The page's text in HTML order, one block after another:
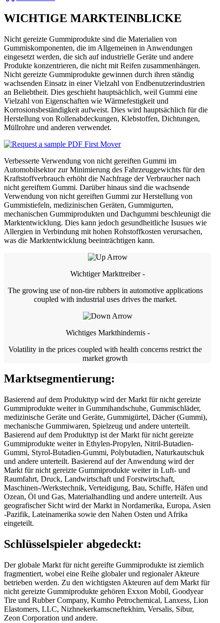
WICHTIGE MARKTEINBLICKE
Nicht gereizte Gummiprodukte sind die Materialien von
Gummiskomponenten, die im Allgemeinen in Anwendungen
eingesetzt werden, die sich auf industrielle Geräte und andere
Produkte konzentrieren, die nicht mit Reifen zusammenhängen.
Nicht gereizte Gummiprodukte gewinnen durch ihren ständig
wachsenden Einsatz in einer Vielzahl von Endbenutzerindustrien
an Beliebtheit. Dies geschieht hauptsächlich, weil Gummi eine
Vielzahl von Eigenschaften wie Wärmefestigkeit und
Korrosionsbeständigkeit aufweist. Dies wird hauptsächlich für die
Herstellung von Rollenabdeckungen, Klebstoffen, Dichtungen,
Müllrohre und anderen verwendet.
Verbesserte Verwendung von nicht gereiften Gummi im
Automobilsektor zur Minimierung des Fahrzeuggewichts für den
Kraftstoffverbrauch erhöht die Nachfrage der Verbraucher nach
nicht gereiftem Gummi. Darüber hinaus sind die wachsende
Verwendung von nicht gereiften Gummi zur Herstellung von
Gummistiefeln, medizinischen Geräten, Gummigurten,
mechanischen Gummiprodukten und Dachgummi beschleunigt die
Marktentwicklung. Dies kann jedoch gesundheitliche Isusues wie
Allergien in Verbindung mit hohen Rohstoffkosten verursachen,
was die Marktentwicklung beeinträchtigen kann.
Wichtiger Markttreiber -
The growing use of non-tire rubbers in automotive applications
coupled with industrial uses drives the market.
Wichtiges Markthindernis -
Volatility in the prices coupled with health concerns restrict the
market growth
Marktsegmentierung:
Basierend auf dem Produkttyp wird der Markt für nicht gereizte
Gummiprodukte weiter in Gummihandschuhe, Gummischläder,
medizinische Geräte und Geräte, Gummigürtel, Dächer (Gummi),
mechanische Gummiwaren, Spielzeug und andere unterteilt.
Basierend auf dem Produkttyp ist der Markt für nicht gereizte
Gummiprodukte weiter in Ethylen-Propylen, Nitril-Butadien-
Gummi, Styrol-Butadien-Gummi, Polybutadien, Naturkautschuk
und andere unterteilt. Basierend auf der Anwendung wird der
Markt für nicht gereizte Gummiprodukte weiter in Luft- und
Raumfahrt, Druck, Landwirtschaft und Forstwirtschaft,
Maschinen-/Werkstechnik, Verteidigung, Bau, Schiffe, Häfen und
Ozean, Öl und Gas, Materialhandling und andere unterteilt. Aus
geografischer Sicht wird der Markt in Nordamerika, Europa, Asien
-Pazifik, Lateinamerika sowie den Nahen Osten und Afrika
eingeteilt.
Schlüsselspieler abgedeckt:
Der globale Markt für nicht gereifte Gummiprodukte ist ziemlich
fragmentiert, wobei eine Reihe globaler und regionaler Akteure
betrieben werden. Zu den wichtigsten Akteuren auf dem Markt für
nicht gereizte Gummiprodukte gehören Exxon Mobil, Goodyear
Tire und Rubber Company, Kumho Petrochemical, Lanxess, Lion
Elastomers, LLC, Nizhnekerkamscneftekhim, Versalis, Sibur,
Zeon Corporation und andere.